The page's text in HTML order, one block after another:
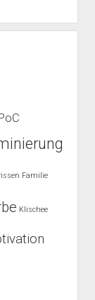
Familie
Klischee